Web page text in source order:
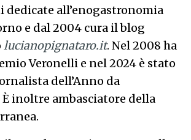
dedicate all’enogastronomia
e dal 2004 cura il blog
lucianopignataro.it. Nel 2008 ha
Veronelli e nel 2024 è stato
dell’Anno da
inoltre ambasciatore della